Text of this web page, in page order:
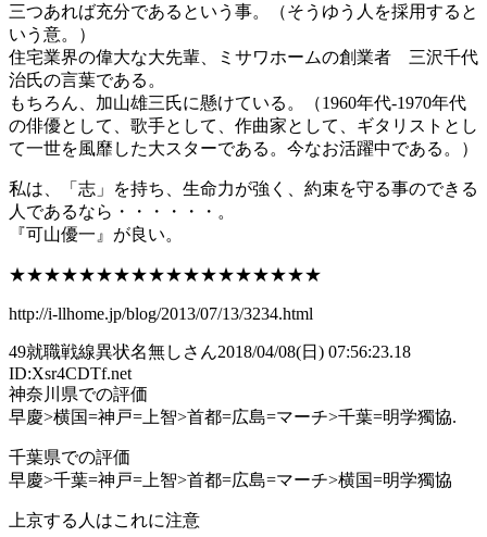
三つあれば充分であるという事。（そうゆう人を採用すると
いう意。）
住宅業界の偉大な大先輩、ミサワホームの創業者 三沢千代
治氏の言葉である。
もちろん、加山雄三氏に懸けている。（1960年代-1970年代
の俳優として、歌手として、作曲家として、ギタリストとし
て一世を風靡した大スターである。今なお活躍中である。）
私は、「志」を持ち、生命力が強く、約束を守る事のできる
人であるなら・・・・・・。
『可山優一』が良い。
★★★★★★★★★★★★★★★★★★
http://i-llhome.jp/blog/2013/07/13/3234.html
49就職戦線異状名無しさん2018/04/08(日) 07:56:23.18
ID:Xsr4CDTf.net
神奈川県での評価
早慶>横国=神戸=上智>首都=広島=マーチ>千葉=明学獨協.
千葉県での評価
早慶>千葉=神戸=上智>首都=広島=マーチ>横国=明学獨協
上京する人はこれに注意